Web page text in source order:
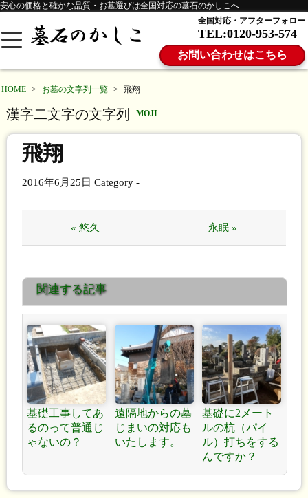
安心の価格と確かな品質・お墓選びは全国対応の墓石のかしこへ
全国対応・アフターフォロー
TEL:0120-953-574
お問い合わせはこちら
HOME > お墓の文字列一覧 > 飛翔
漢字二文字の文字列 MOJI
飛翔
2016年6月25日 Category -
« 悠久 永眠 »
関連する記事
基礎工事してあ
るのって普通じ
ゃないの？
遠隔地からの墓
じまいの対応も
いたします。
基礎に2メート
ルの杭（パイ
ル）打ちをする
んですか？